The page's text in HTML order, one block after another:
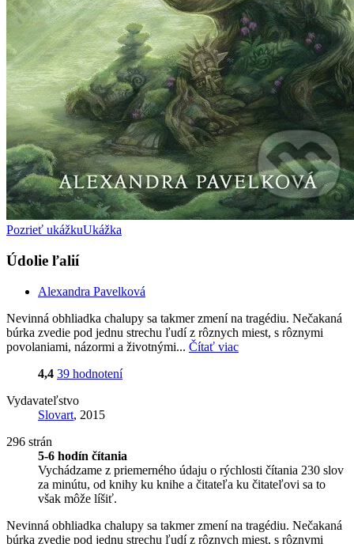
Pozrieť ukážkuUkážka
Údolie ľalií
Alexandra Pavelková
Nevinná obhliadka chalupy sa takmer zmení na tragédiu. Nečakaná
búrka zvedie pod jednu strechu ľudí z rôznych miest, s rôznymi
povolaniami, názormi a životnými... Čítať viac
4,4 39 hodnotení
Vydavateľstvo
Slovart, 2015
296 strán
5-6 hodín čítania
Vychádzame z priemerného údaju o rýchlosti čítania 230 slov
za minútu, od knihy ku knihe a čitateľa ku čitateľovi sa to
však môže líšiť.
Nevinná obhliadka chalupy sa takmer zmení na tragédiu. Nečakaná
búrka zvedie pod jednu strechu ľudí z rôznych miest, s rôznymi